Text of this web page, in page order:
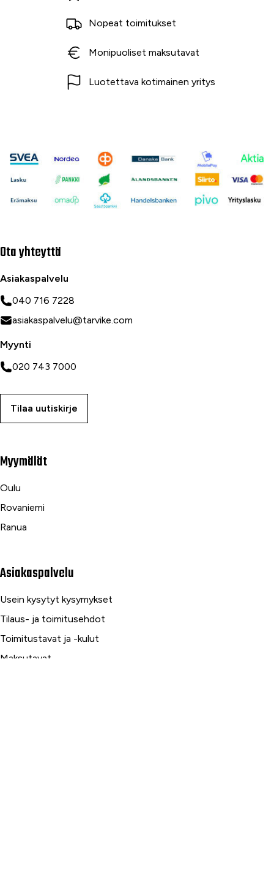
Nopeat toimitukset
Monipuoliset maksutavat
Luotettava kotimainen yritys
Ota yhteyttä
Asiakaspalvelu
040 716 7228
asiakaspalvelu@tarvike.com
Myynti
020 743 7000
Tilaa uutiskirje
Myymälät
Oulu
Rovaniemi
Ranua
Asiakaspalvelu
Usein kysytyt kysymykset
Tilaus- ja toimitusehdot
Toimitustavat ja -kulut
Maksutavat